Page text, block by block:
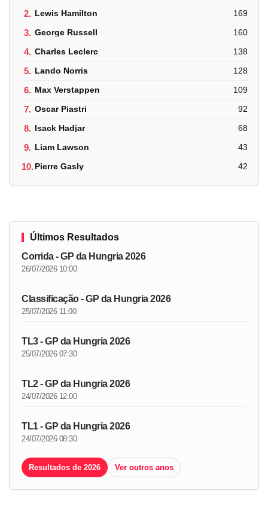
2. Lewis Hamilton 169
3. George Russell 160
4. Charles Leclerc 138
5. Lando Norris 128
6. Max Verstappen 109
7. Oscar Piastri 92
8. Isack Hadjar 68
9. Liam Lawson 43
10.Pierre Gasly 42
Últimos Resultados
Corrida - GP da Hungria 2026
26/07/2026 10:00
Classificação - GP da Hungria 2026
25/07/2026 11:00
TL3 - GP da Hungria 2026
25/07/2026 07:30
TL2 - GP da Hungria 2026
24/07/2026 12:00
TL1 - GP da Hungria 2026
24/07/2026 08:30
Resultados de 2026 Ver outros anos